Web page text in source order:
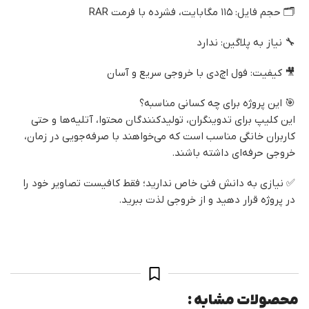
🗂 حجم فایل: ۱۱۵ مگابایت، فشرده با فرمت RAR
🔧 نیاز به پلاگین: ندارد
🎥 کیفیت: فول اچ‌دی با خروجی سریع و آسان
🎯 این پروژه برای چه کسانی مناسبه؟
این کلیپ برای تدوینگران، تولیدکنندگان محتوا، آتلیه‌ها و حتی
کاربران خانگی مناسب است که می‌خواهند با صرفه‌جویی در زمان،
خروجی حرفه‌ای داشته باشند.
✅ نیازی به دانش فنی خاص ندارید؛ فقط کافیست تصاویر خود را
در پروژه قرار دهید و از خروجی لذت ببرید.
محصولات مشابه :